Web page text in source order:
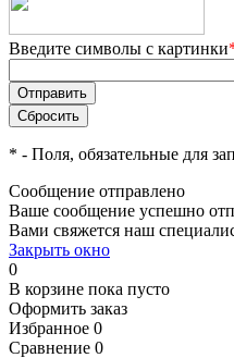
Введите символы с картинки
* - Поля, обязательные для
Сообщение отправлено
Ваше сообщение успешно
Вами свяжется наш
Закрыть окно
0
В корзине пока пусто
Оформить заказ
Избранное 0
Сравнение 0